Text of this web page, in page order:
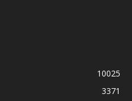
10025
3371